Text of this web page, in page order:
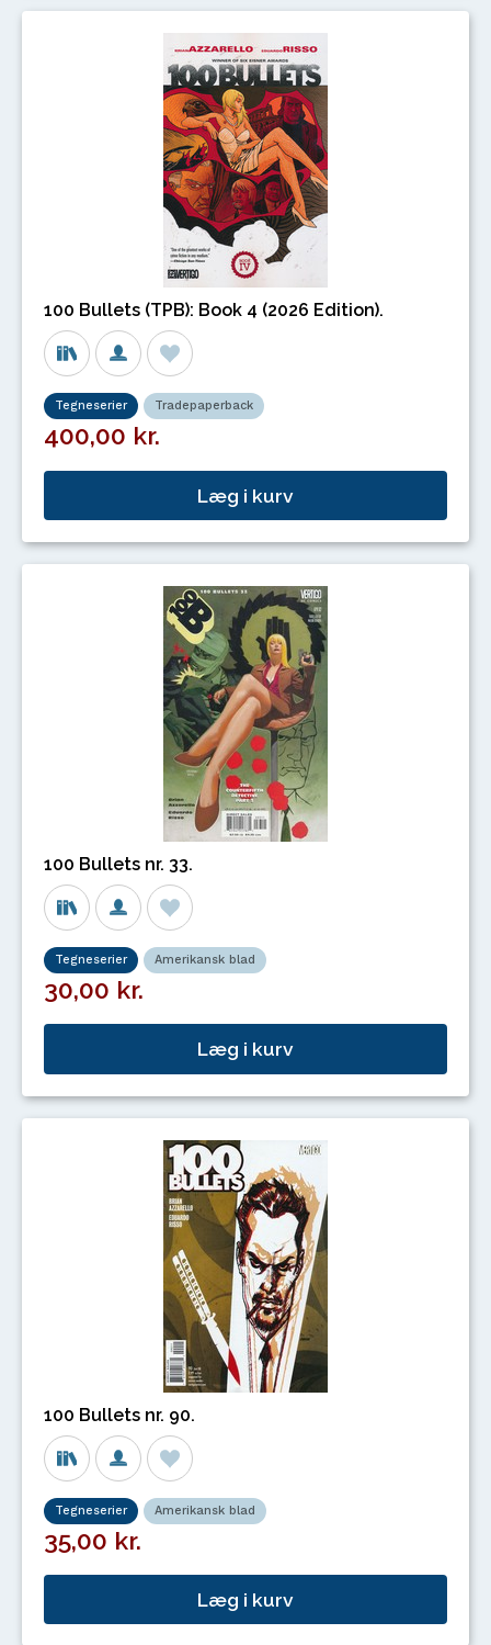
100 Bullets (TPB): Book 4 (2026 Edition).
Tegneserier Tradepaperback
400,00 kr.
Læg i kurv
100 Bullets nr. 33.
Tegneserier Amerikansk blad
30,00 kr.
Læg i kurv
100 Bullets nr. 90.
Tegneserier Amerikansk blad
35,00 kr.
Læg i kurv